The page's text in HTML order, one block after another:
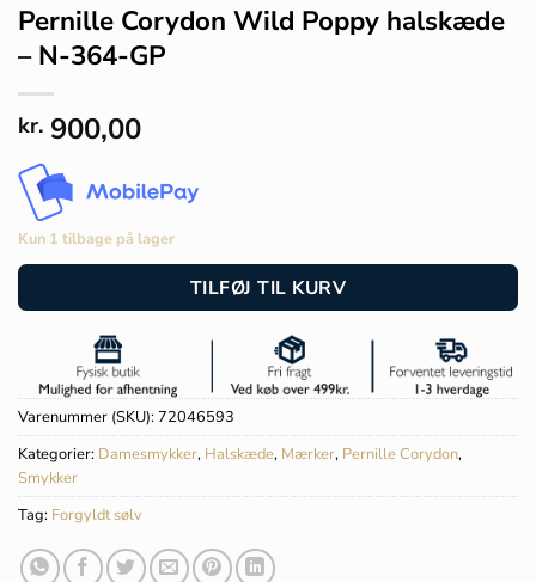
Pernille Corydon Wild Poppy halskæde
– N-364-GP
kr. 900,00
Kun 1 tilbage på lager
TILFØJ TIL KURV
Varenummer (SKU):72046593
Kategorier: Damesmykker, Halskæde, Mærker, Pernille Corydon,
Smykker
Tag: Forgyldt sølv